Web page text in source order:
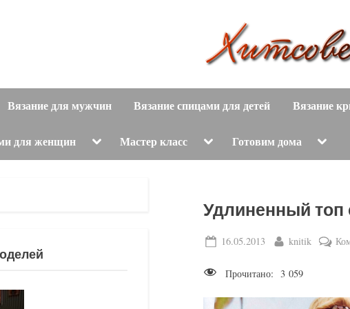
и
т
о
в
е
т
вязание
с
описанием
и
Вязание для мужчин Вязание спицами для детей Вязание
для женщин Toggle
menu
Мастер класс Toggle
menu
Готовим дома Toggle
menu
Удлиненный
Posted
16.05.2013 By
knitik
Прочитано: 3 059